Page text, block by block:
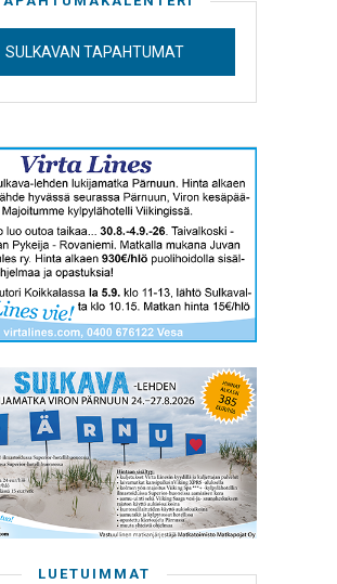
SULKAVAN TAPAHTUMAT
LUETUIMMAT